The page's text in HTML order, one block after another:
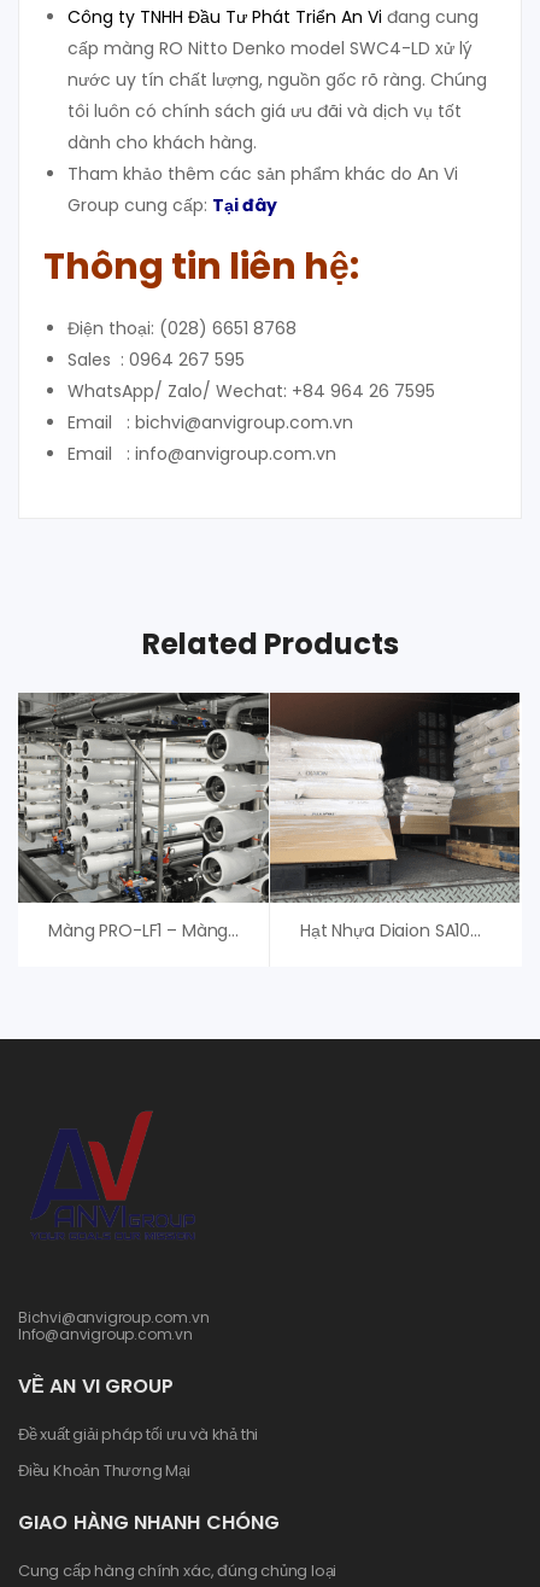
Công ty TNHH Đầu Tư Phát Triển An Vi đang cung
cấp màng RO Nitto Denko model SWC4-LD xử lý
nước uy tín chất lượng, nguồn gốc rõ ràng. Chúng
tôi luôn có chính sách giá ưu đãi và dịch vụ tốt
dành cho khách hàng.
Tham khảo thêm các sản phẩm khác do An Vi
Group cung cấp: Tại đây
Thông tin liên hệ:
Điện thoại: (028) 6651 8768
Sales : 0964 267 595
WhatsApp/ Zalo/ Wechat: +84 964 26 7595
Email : bichvi@anvigroup.com.vn
Email : info@anvigroup.com.vn
Related Products
Màng PRO-LF1 – Màng RO Nitto Denko Hydranautics Hạt Nhựa Diaion SA10AP – Mitsubishi – Giá Tốt
Bichvi@anvigroup.com.vn
Info@anvigroup.com.vn
VỀ AN VI GROUP
Đề xuất giải pháp tối ưu và khả thi
Điều Khoản Thương Mại
GIAO HÀNG NHANH CHÓNG
Cung cấp hàng chính xác, đúng chủng loại